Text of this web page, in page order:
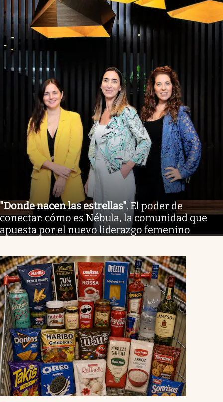
"Donde nacen las estrellas". El poder de
conectar: cómo es Nébula, la comunidad que
apuesta por el nuevo liderazgo femenino